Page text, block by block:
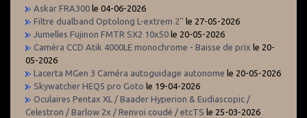
Askar FRA300 le 04-06-2026
Filtre dualband Optolong L-extrem 2'' le 27-05-2026
Jumelles Fujinon FMTR SX2 10x50 le 20-05-2026
Caméra CCD Atik 4000LE monochrome - Baisse de prix le 20-
05-2026
Lacerta MGen 3 Caméra autoguidage autonome le 20-05-2026
Skywatcher HEQ5 pro Goto le 19-04-2026
Oculaires Pentax XL / Baader Hyperion & Eudiascopic /
Celestron / Barlow 2x / Renvoi coudé / etcTS le 25-03-2026